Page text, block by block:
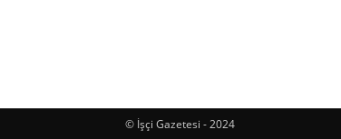
© İşçi Gazetesi - 2024